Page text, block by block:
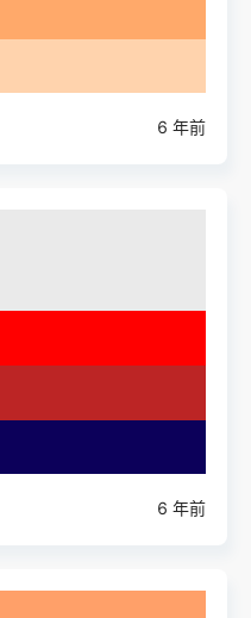
6 年前
6 年前